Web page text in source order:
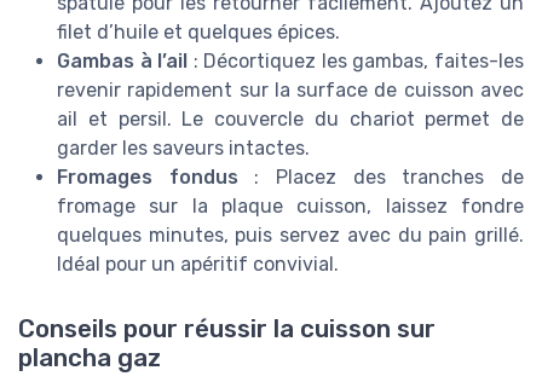
filet d’huile et quelques épices.
Gambas à l’ail : Décortiquez les gambas, faites-les
revenir rapidement sur la surface de cuisson avec
ail et persil. Le couvercle du chariot permet de
garder les saveurs intactes.
Fromages fondus : Placez des tranches de
fromage sur la plaque cuisson, laissez fondre
quelques minutes, puis servez avec du pain grillé.
Idéal pour un apéritif convivial.
Conseils pour réussir la cuisson sur
plancha gaz